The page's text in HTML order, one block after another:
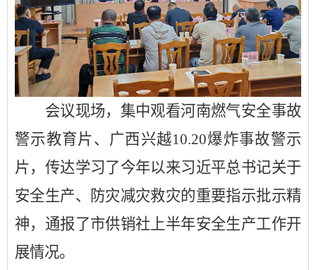
会议现场，集中观看河南燃气安全事故
警示教育片、广西兴越10.20爆炸事故警示
片，传达学习了今年以来习近平总书记关于
安全生产、防灾减灾救灾的重要指示批示精
神，通报了市供销社上半年安全生产工作开
展情况。